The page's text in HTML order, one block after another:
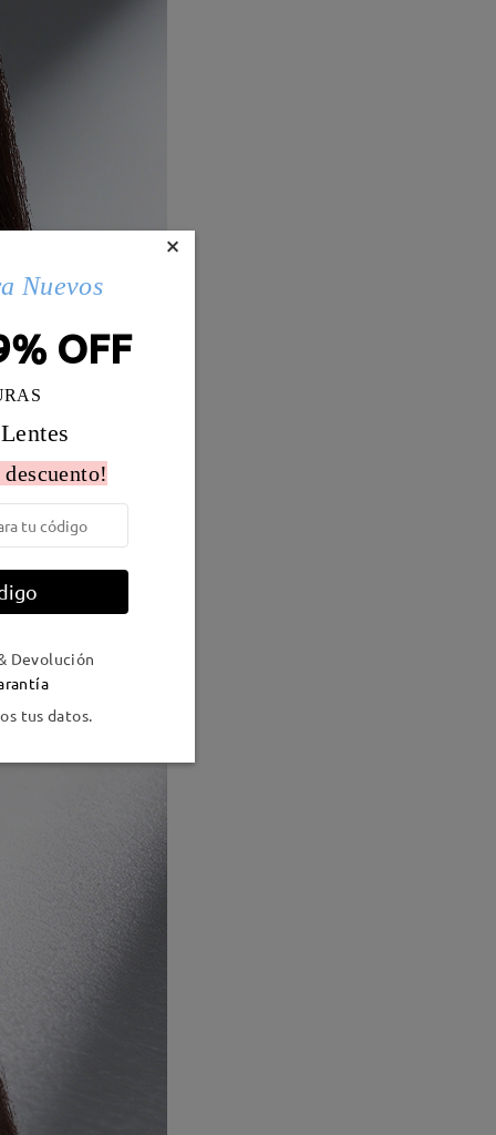
×
Nuevos
OFF
Devolución
tus datos.